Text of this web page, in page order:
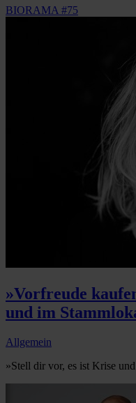
BIORAMA #75
»Vorfreude
und im
Allgemein
»Stell dir vor, es ist Krise